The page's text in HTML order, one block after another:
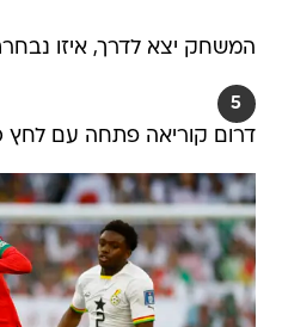
המשחק יצא לדרך, איזו
5
דרום קוריאה פתחה עם לחץ